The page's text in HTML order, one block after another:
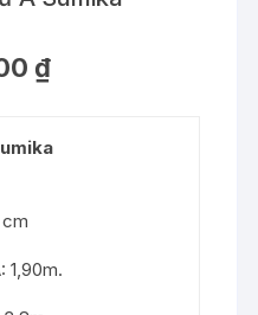
₫
1,90m.